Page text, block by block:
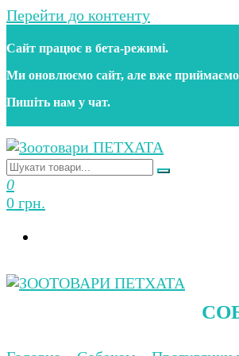
Перейти до контенту
Сайт працює в бета‑режимі.
Ми оновлюємо сайт, але вже
Пишіть нам у чат.
Зоотовари ПЕТХАТА
Зоомагазин для собак та котів |
0
0 грн.
Зоомагазин для собак та котів |